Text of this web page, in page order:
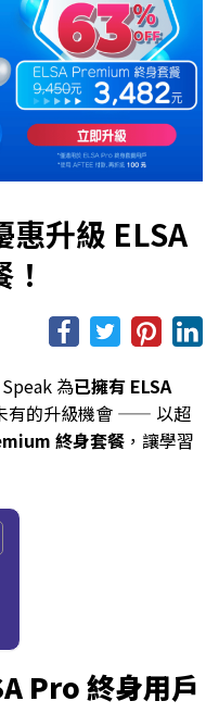
升級 ELSA
為已擁有 ELSA
有的升級機會 —— 以超
終身套餐 ，讓學習
Pro 終身用戶